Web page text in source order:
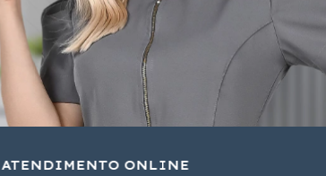
ATENDIMENTO ONLINE